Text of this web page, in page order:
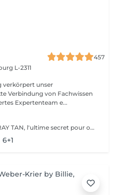
457
L-2311
verkörpert unser
Verbindung von Fachwissen
engagiertes Expertenteam e...
Découvrez notre service SPRAY TAN, l'ultime secret pour obtenir secret pour un éclat doré sans nuire à votre peau. Notre formule révolutionnaire, non testée sur les animaux, garantit un bronzage naturel et sans effet « orange ». Choissisez parmi une gamme de teints pour obtenir la nuance parfaite qui convient à votre style. Donnez à votre peau l'éclat qu'elle mérite et révélez une beauté radieuse en un instant. Osez le bronzage en toute confiance avec notre Spray Tan.